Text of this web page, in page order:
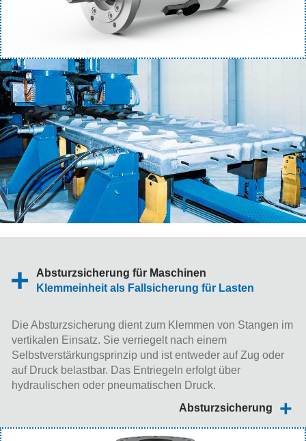
Absturzsicherung für Maschinen
Klemmeinheit als Fallsicherung für Lasten
Die Absturzsicherung dient zum Klemmen von Stangen im
vertikalen Einsatz. Sie verriegelt nach einem
Selbstverstärkungsprinzip und ist entweder auf Zug oder
auf Druck belastbar. Das Entriegeln erfolgt über
hydraulischen oder pneumatischen Druck.
Absturzsicherung